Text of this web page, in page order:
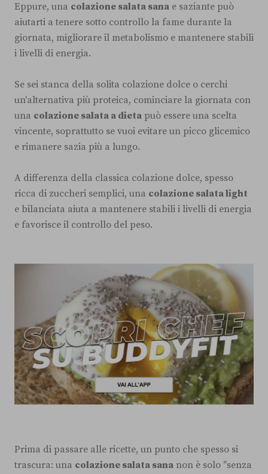
Eppure, una colazione salata sana e saziante può
aiutarti a tenere sotto controllo la fame durante la
giornata, migliorare il metabolismo e mantenere stabili
i livelli di energia.
Se sei stanca della solita colazione dolce o cerchi
un'alternativa più proteica, cominciare la giornata con
una colazione salata a dieta può essere una scelta
vincente, soprattutto se vuoi evitare un picco glicemico
e rimanere sazia più a lungo.
A differenza della classica colazione dolce, spesso
ricca di zuccheri semplici, una colazione salata light
e bilanciata aiuta a mantenere stabili i livelli di energia
e favorisce il controllo del peso.
Prima di passare alle ricette, un punto che spesso si
trascura: una colazione salata sana non è solo "senza